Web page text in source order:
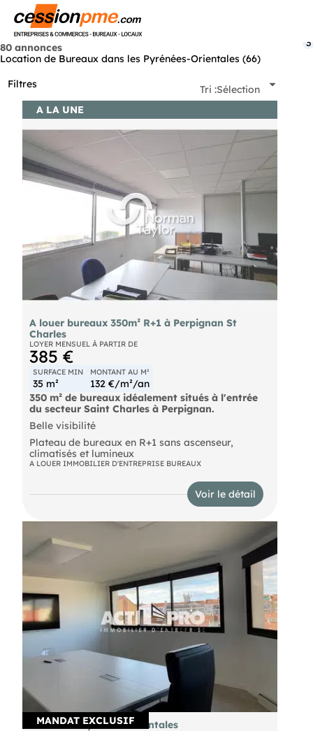
80 annonces
Location de Bureaux dans les Pyrénées-Orientales (66)
Filtres
3
Tri :Sélection
A LA UNE
A louer bureaux 350m² R+1 à Perpignan St
Charles
LOYER MENSUEL À PARTIR DE
385 €
SURFACE MIN
35 m²
MONTANT AU M²
132 €/m²/an
350 m² de bureaux idéalement situés à l'entrée
du secteur Saint Charles à Perpignan.
Belle visibilité
Plateau de bureaux en R+1 sans ascenseur,
climatisés et lumineux
A LOUER IMMOBILIER D'ENTREPRISE BUREAUX
Voir le détail
MANDAT EXCLUSIF
Bureaux - Pyrenees Orientales